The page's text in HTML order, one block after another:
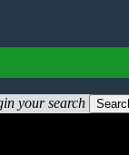
your search